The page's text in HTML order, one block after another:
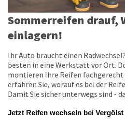
Sommerreifen drauf,
einlagern!
Ihr Auto braucht einen
besten in eine Werkstatt vor Ort.
montieren Ihre Reifen fachgerecht
erfahren Sie, worauf es bei der
Damit Sie sicher unterwegs sind -
Jetzt Reifen wechseln bei Vergölst